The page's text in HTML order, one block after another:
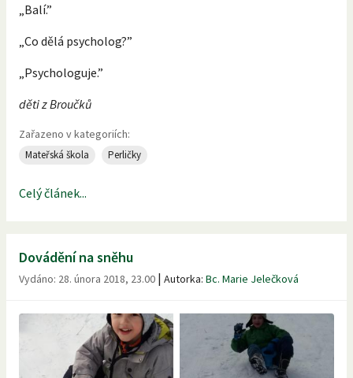
„Balí.”
„Co dělá psycholog?”
„Psychologuje.”
děti z Broučků
Zařazeno v kategoriích:
Mateřská škola Perličky
Celý článek...
Dovádění na sněhu
Vydáno: 28. února 2018, 23.00 | Autorka: Bc. Marie Jelečková